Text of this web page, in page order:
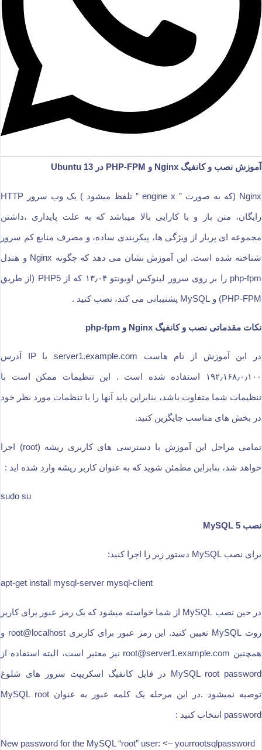
آموزش نصب و کانفیگ Nginx و PHP-FPM در Ubuntu 13
Nginx (که به صورت ” engine x ” تلفظ میشود ) یک وب سرور HTTP
رایگان، متن باز و با کارایی بالا میباشد که به علت پایداری ،داشتن
مجموعه ای پربار از ویژگی ها، پیکربندی ساده، و مصرف منابع کم سرور
شناخته شده است. این آموزش نشان می دهد که چگونه Nginx و هندل
php-fpm را بر روی سرور لینوکس اوبونتو ۱۳٫۰۴ که از PHP5 (از طریق
PHP-FPM) و MySQL پشتیبانی می کند، نصب کنید .
نکات مقدماتی نصب و کانفیگ Nginx و php-fpm
در این آموزش از نام هاست server1.example.com با IP آدرس
۱۹۲٫۱۶۸٫۰٫۱۰۰ استفاده شده است . این تنظیمات ممکن است با
تنظیمات شما متفاوت باشد، بنابراین باید آنها را با تنظمات مورد نظر خود
در بخش های مناسب جایگزین کنید.
تمامی مراحل این آموزش با دسترسی های کاربری ریشه (root) اجرا
خواهد شد، بنابراین مطمئن شوید که به عنوان کاربر ریشه وارد شده اید :
sudo su
نصب MySQL 5
برای نصب MySQL دستور زیر را اجرا کنید:
apt-get install mysql-server mysql-client
در حین نصب MySQL از شما خواسته میشود که یک رمز عبور برای کاربر
روت MySQL تعیین کنید. این رمز عبور برای کاربری root@localhost و
همچنین root@server1.example.com نیز معتبر است، البته استفاده از
MySQL root password در فایل کانفیگ اسکریپت سرور های شلوغ
توصیه نمیشود .در این مرحله یک کلمه عبور به عنوان MySQL root
password انتخاب کنید :
New password for the MySQL “root” user: <– yourrootsqlpassword